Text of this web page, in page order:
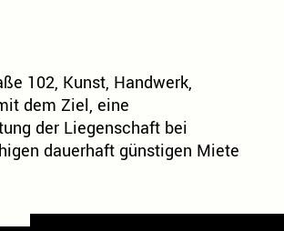
102, Kunst, Handwerk,
dem Ziel, eine
der Liegenschaft bei
dauerhaft günstigen Miete